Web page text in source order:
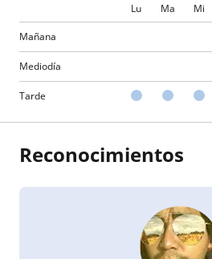
Lu Ma Mi
Mañana
Mediodía
Tarde
Reconocimientos